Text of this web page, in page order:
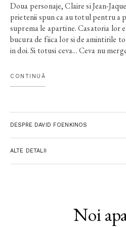
Doua personaje, Claire si Jean-
prietenii spun ca au totul pentru a
suprema le apartine. Casatoria lor
bucura de fiica lor si de amintirile
in doi. Si totusi ceva... Ceva nu
Jaques decide ca e momentul sa
pe ganduri, angajeaza un detectiv
CONTINUĂ
DESPRE DAVID FOENKINOS
ALTE DETALII
Noi